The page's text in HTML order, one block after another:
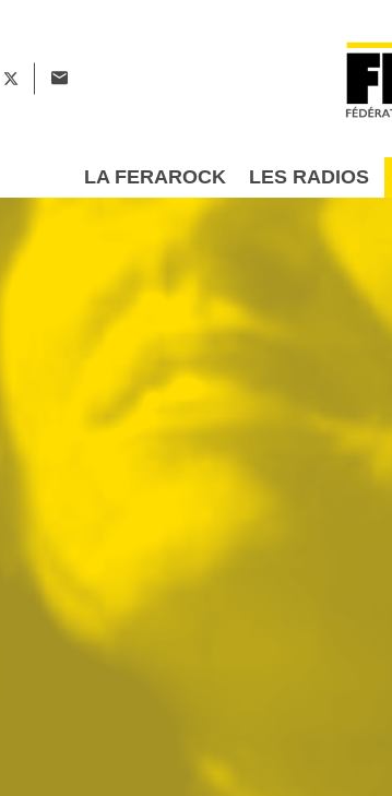
LA FERAROCK LES RADIOS